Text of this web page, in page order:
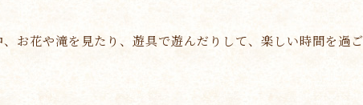
お花や滝を見たり、遊具で遊んだりして、楽しい時間を過